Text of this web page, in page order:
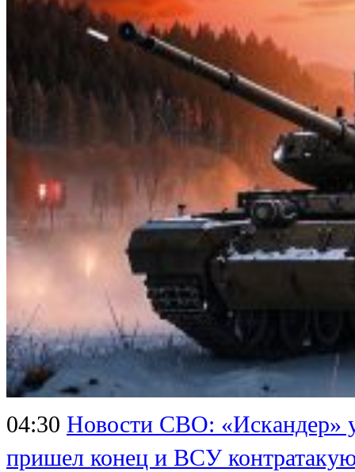
04:30 Новости СВО: «Искандер»
пришел конец и ВСУ